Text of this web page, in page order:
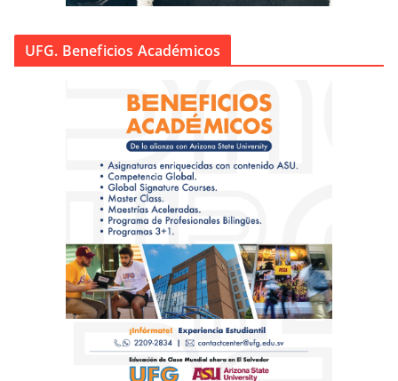
UFG. Beneficios Académicos